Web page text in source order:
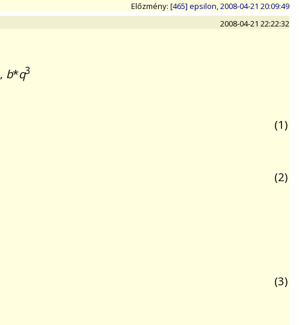
Előzmény: [465] epsilon, 2008-04-21 20:09:49
2008-04-21 22:22:32
, b*q3
(1)
(2)
(3)